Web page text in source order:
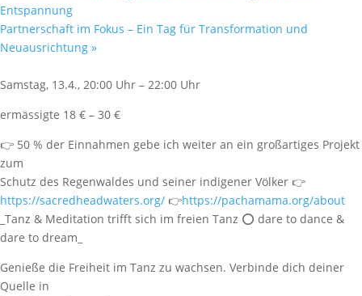
Entspannung
Partnerschaft im Fokus – Ein Tag für Transformation und
Neuausrichtung »
Samstag, 13.4., 20:00 Uhr – 22:00 Uhr
ermässigte 18 € – 30 €
👉 50 % der Einnahmen gebe ich weiter an ein großartiges Projekt
zum
Schutz des Regenwaldes und seiner indigener Völker 👉
https://sacredheadwaters.org/ 👉https://pachamama.org/about
_Tanz & Meditation trifft sich im freien Tanz ⭕️ dare to dance &
dare to dream_
Genieße die Freiheit im Tanz zu wachsen. Verbinde dich deiner
Quelle in